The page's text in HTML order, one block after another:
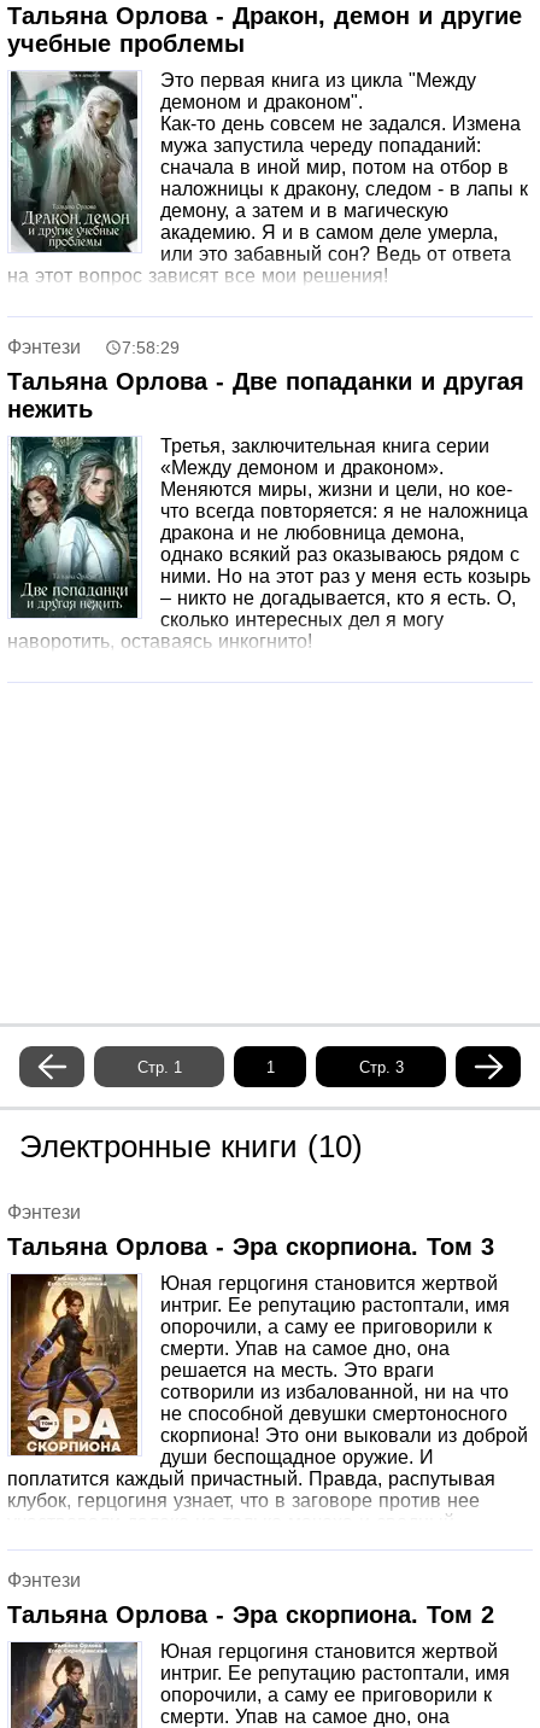
Тальяна Орлова - Дракон, демон и другие
учебные проблемы
Это первая книга из цикла "Между
демоном и драконом".
Как-то день совсем не задался. Измена
мужа запустила череду попаданий:
сначала в иной мир, потом на отбор в
наложницы к дракону, следом - в лапы к
демону, а затем и в магическую
академию. Я и в самом деле умерла,
или это забавный сон? Ведь от ответа
на этот вопрос зависят все мои решения!
Фэнтези 7:58:29
Тальяна Орлова - Две попаданки и другая
нежить
Третья, заключительная книга серии
«Между демоном и драконом».
Меняются миры, жизни и цели, но кое-
что всегда повторяется: я не наложница
дракона и не любовница демона,
однако всякий раз оказываюсь рядом с
ними. Но на этот раз у меня есть козырь
– никто не догадывается, кто я есть. О,
сколько интересных дел я могу
наворотить, оставаясь инкогнито!
Стр. 1 Стр. 3
Электронные книги (10)
Фэнтези
Тальяна Орлова - Эра скорпиона. Том 3
Юная герцогиня становится жертвой
интриг. Ее репутацию растоптали, имя
опорочили, а саму ее приговорили к
смерти. Упав на самое дно, она
решается на месть. Это враги
сотворили из избалованной, ни на что
не способной девушки смертоносного
скорпиона! Это они выковали из доброй
души беспощадное оружие. И
поплатится каждый причастный. Правда, распутывая
клубок, герцогиня узнает, что в заговоре против нее
участвовали далеко не только мачеха и сводный
Фэнтези
Тальяна Орлова - Эра скорпиона. Том 2
Юная герцогиня становится жертвой
интриг. Ее репутацию растоптали, имя
опорочили, а саму ее приговорили к
смерти. Упав на самое дно, она